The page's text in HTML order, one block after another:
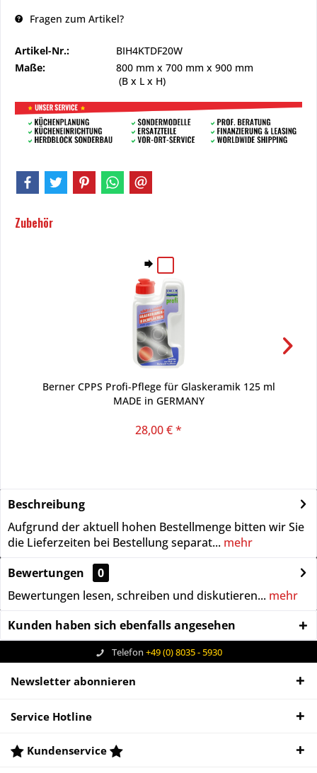
Fragen zum Artikel?
Artikel-Nr.:
BIH4KTDF20W
Maße:
800 mm x 700 mm x 900 mm
(B x L x H)
Zubehör
Berner CPPS Profi-Pflege für Glaskeramik 125 ml
MADE in GERMANY
28,00 € *
Beschreibung
Aufgrund der aktuell hohen Bestellmenge bitten wir Sie
die Lieferzeiten bei Bestellung separat... mehr
Bewertungen
0
Bewertungen lesen, schreiben und diskutieren... mehr
Kunden haben sich ebenfalls angesehen
Telefon +49 (0) 8035 - 5930
Newsletter abonnieren
Service Hotline
Kundenservice